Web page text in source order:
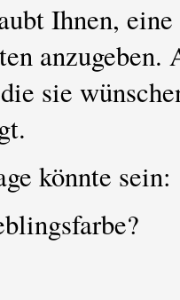
Ihnen,
anzugeben.
sie
könnte sein: